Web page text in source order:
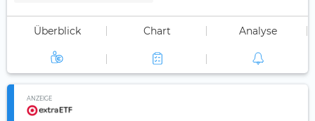
Überblick Chart Analyse
ANZEIGE